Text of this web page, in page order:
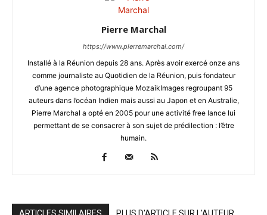
Pierre Marchal
https://www.pierremarchal.com/
Installé à la Réunion depuis 28 ans. Après avoir exercé onze ans
comme journaliste au Quotidien de la Réunion, puis fondateur
d’une agence photographique MozaikImages regroupant 95
auteurs dans l’océan Indien mais aussi au Japon et en Australie,
Pierre Marchal a opté en 2005 pour une activité free lance lui
permettant de se consacrer à son sujet de prédilection : l’être
humain.